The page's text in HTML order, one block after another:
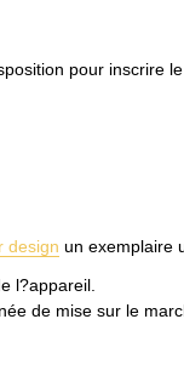
pour inscrire
design un exemplaire
l?appareil.
de mise sur le